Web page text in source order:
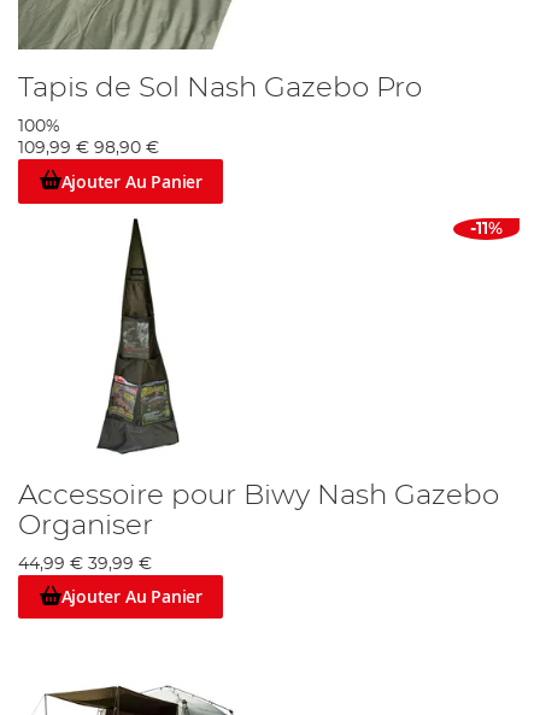
Tapis de Sol Nash Gazebo Pro
100%
109,99 € 98,90 €
Ajouter Au Panier
-11%
Accessoire pour Biwy Nash Gazebo
Organiser
44,99 € 39,99 €
Ajouter Au Panier